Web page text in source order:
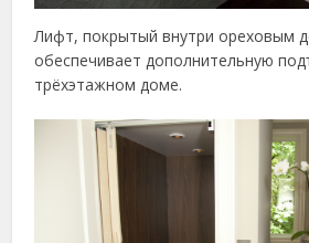
Лифт, покрытый внутри ореховым
обеспечивает дополнительную
трёхэтажном доме.